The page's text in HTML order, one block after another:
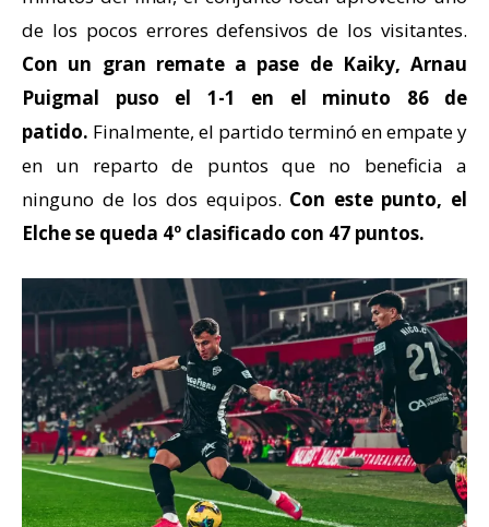
de los pocos errores defensivos de los visitantes.
Con un gran remate a pase de Kaiky, Arnau
Puigmal puso el 1-1 en el minuto 86 de
patido. Finalmente, el partido terminó en empate y
en un reparto de puntos que no beneficia a
ninguno de los dos equipos. Con este punto, el
Elche se queda 4º clasificado con 47 puntos.